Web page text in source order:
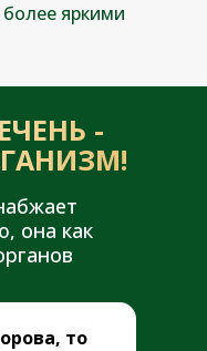
яркими
-
она как
то